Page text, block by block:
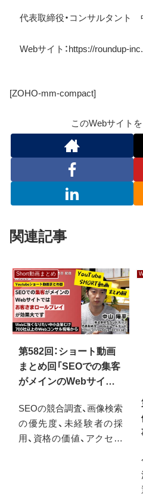
代表取締役・コンサルタント
Webサイト：https://roundup-
[ZOHO-mm-compact]
このWebサイト
関連記事
Short動画まとめ
第582回：ショート動画
まとめ回「SEOでの集客
がメインのWebサイト
レイ」が効果大です」な
ど
SEOの競合調査、画像検索
の優先度、未経験者の採
用、資格の価値、アクセス